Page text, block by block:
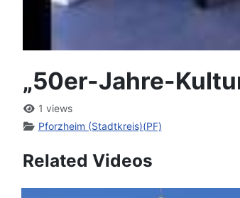
„50er-Jahre-
1 views
Pforzheim (Stadtkreis)(PF)
Related Videos